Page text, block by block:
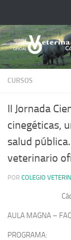
CURSOS
II Jornada
cinegéticas,
salud
veterinario
POR COLEGIO
AULA MAGNA –
PROGRAMA: